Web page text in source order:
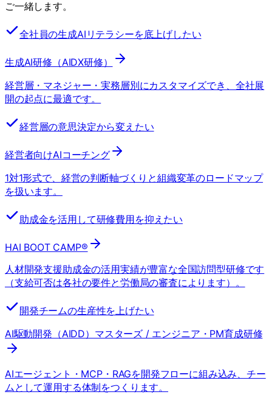
ご一緒します。
全社員の生成AIリテラシーを底上げしたい
生成AI研修（AIDX研修）
経営層・マネジャー・実務層別にカスタマイズでき、全社展
開の起点に最適です。
経営層の意思決定から変えたい
経営者向けAIコーチング
1対1形式で、経営の判断軸づくりと組織変革のロードマップ
を扱います。
助成金を活用して研修費用を抑えたい
HAI BOOT CAMP®
人材開発支援助成金の活用実績が豊富な全国訪問型研修です
（支給可否は各社の要件と労働局の審査によります）。
開発チームの生産性を上げたい
AI駆動開発（AIDD）マスターズ / エンジニア・PM育成研修
AIエージェント・MCP・RAGを開発フローに組み込み、チー
ムとして運用する体制をつくります。